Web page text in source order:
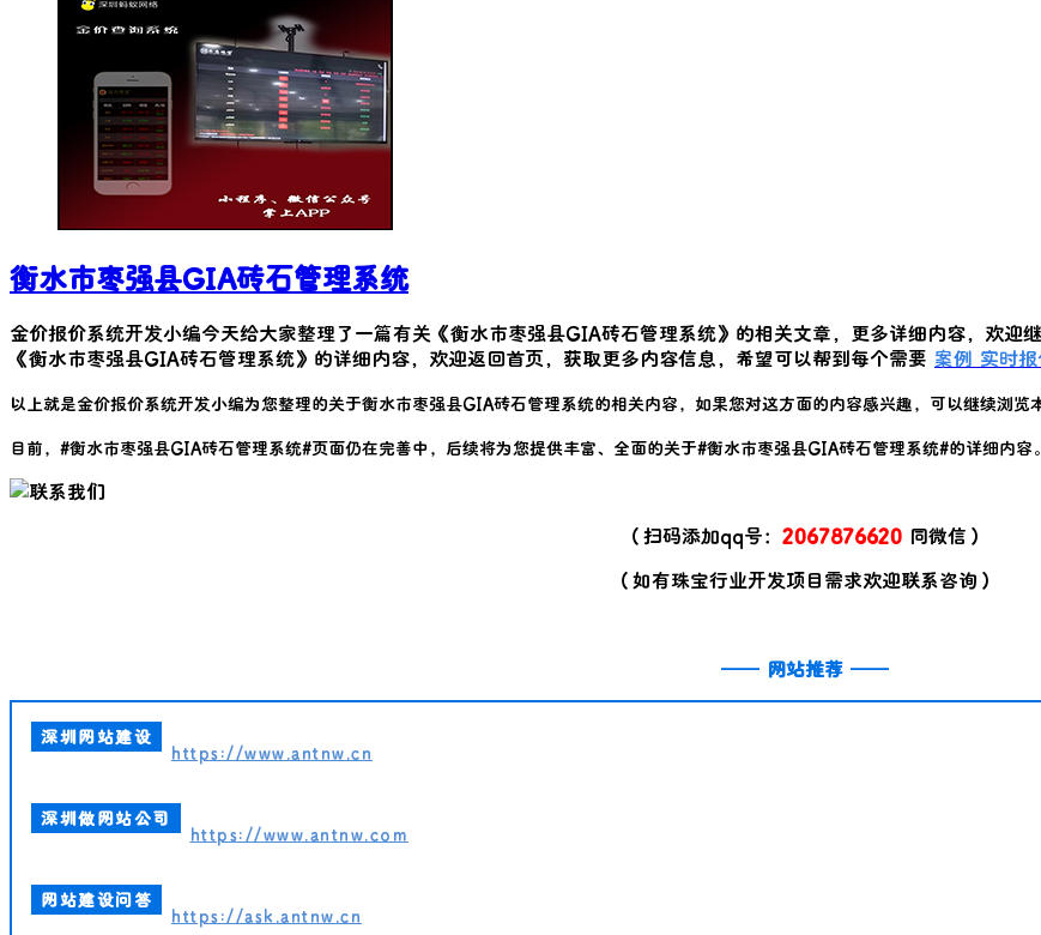
衡水市枣强县GIA砖石管理系统
金价报价系统开发小编今天给大家整理了一篇有关《衡水市枣强县GIA砖石管理系统》的相关文章，更多详细内容，欢迎
《衡水市枣强县GIA砖石管理系统》的详细内容，欢迎返回首页，获取更多内容信息，希望可以帮到每个需要 案例 实时
以上就是金价报价系统开发小编为您整理的关于衡水市枣强县GIA砖石管理系统的相关内容，如果您对这方面的内容感兴趣，可以继续浏览
目前，#衡水市枣强县GIA砖石管理系统#页面仍在完善中，后续将为您提供丰富、全面的关于#衡水市枣强县GIA砖石管理系统#的详细内容
（扫码添加qq号： 2067876620 同微信）
（如有珠宝行业开发项目需求欢迎联系咨询）
—— 网站推荐 ——
深圳网站建设
https://www.antnw.cn
深圳做网站公司
https://www.antnw.com
网站建设问答
https://ask.antnw.cn